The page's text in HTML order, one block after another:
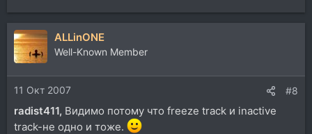
ALLinONE
Well-Known Member
11 Окт 2007 #8
radist411, Видимо потому что freeze track и inactive
track-не одно и тоже.